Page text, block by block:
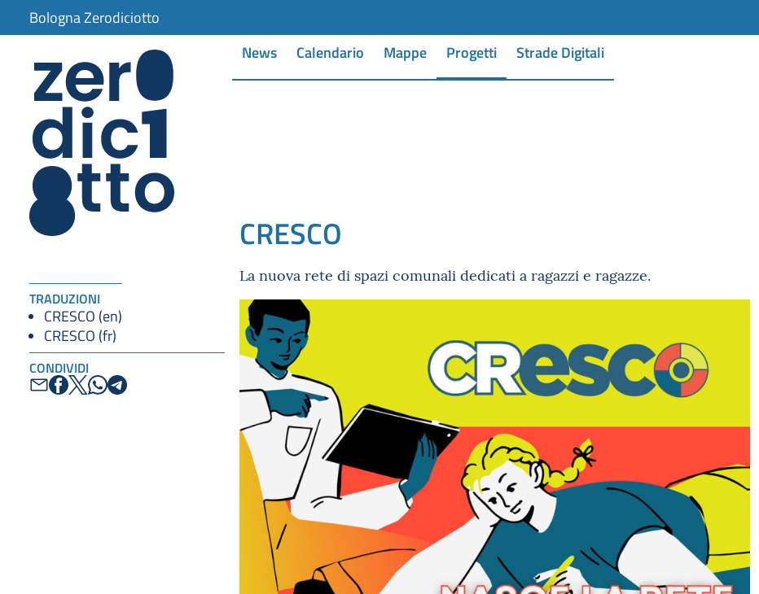
Bologna Zerodiciotto
News Calendario Mappe Progetti Strade Digitali
TRADUZIONI
CRESCO (en)
CRESCO (fr)
CONDIVIDI
CRESCO
La nuova rete di spazi comunali dedicati a ragazzi e ragazze.